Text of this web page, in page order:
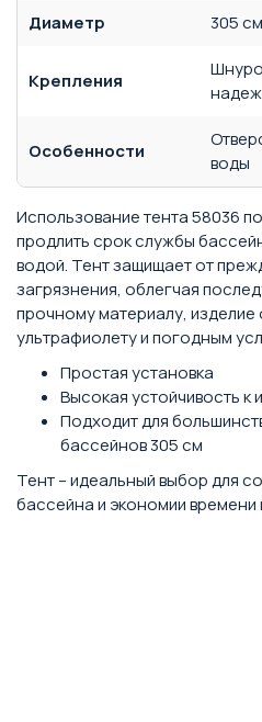
Диаметр
305 см
Крепления
Особенности
воды
Использование тента 58036
продлить срок службы
водой. Тент защищает от
загрязнения, облегчая
прочному материалу, изделие
ультрафиолету и погодным
Простая установка
Высокая устойчивость к
Подходит для
бассейнов 305 см
Тент – идеальный выбор для
бассейна и экономии времени